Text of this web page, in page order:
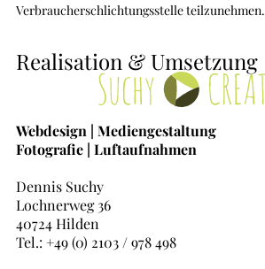
Verbraucherschlichtungsstelle teilzunehmen.
Realisation & Umsetzung
Webdesign | Mediengestaltung
Fotografie | Luftaufnahmen
Dennis Suchy
Lochnerweg 36
40724 Hilden
Tel.: +49 (0) 2103 / 978 498